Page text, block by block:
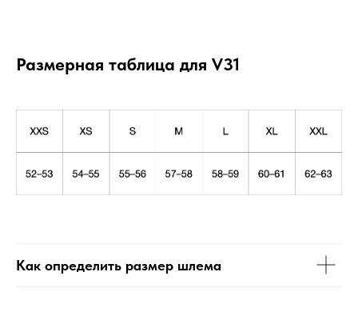
Размерная таблица для V31
Как определить размер шлема